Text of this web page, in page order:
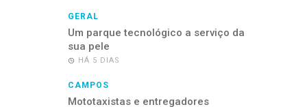
GERAL
Um parque tecnológico a serviço da
sua pele
HÁ 5 DIAS
CAMPOS
Mototaxistas e entregadores